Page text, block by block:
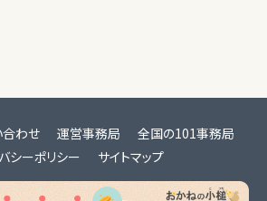
合わせ 運営事務局
全国の101事務局
シーポリシー
サイトマップ